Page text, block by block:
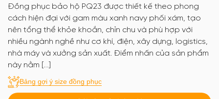
Đồng phục bảo hộ PQ23 được thiết kế theo phong
cách hiện đại với gam màu xanh navy phối xám, tạo
nên tổng thể khỏe khoắn, chỉn chu và phù hợp với
nhiều ngành nghề như cơ khí, điện, xây dựng, logistics,
nhà máy và xưởng sản xuất. Điểm nhấn của sản phẩm
này nằm […]
Bảng gợi ý size đồng phục